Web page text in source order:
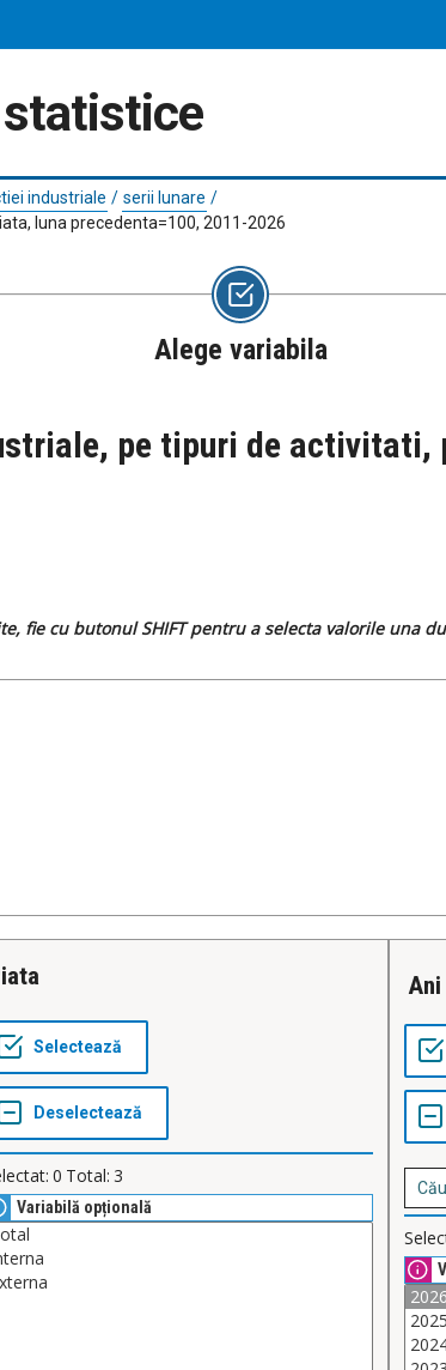
statistice
industriale / serii lunare /
luna precedenta=100, 2011-2026
Alege variabila
pe tipuri de activitati,
fie cu butonul SHIFT pentru a selecta valorile una
Piata
0 Total: 3
Variabilă opțională
Ani